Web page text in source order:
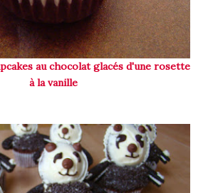
au chocolat glacés d'une rosette
à la vanille